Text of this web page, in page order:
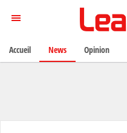
Accueil News Opinion